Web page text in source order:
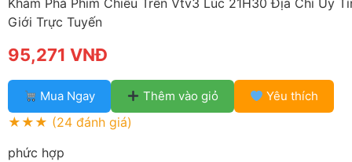
Khám Phá Phim Chiếu Trên Vtv3 Lúc 21H30 Địa Chỉ Uy
Giới Trực Tuyến
95,271 VNĐ
Mua Ngay Thêm vào giỏ Yêu thích
★★★ (24 đánh giá)
phức hợp